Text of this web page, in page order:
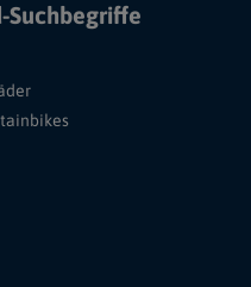
Suchbegriffe